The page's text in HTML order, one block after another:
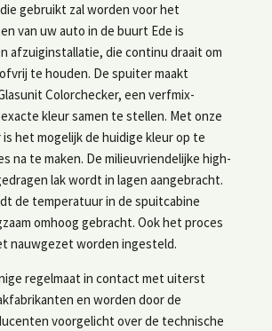
gebruikt zal worden voor het
van uw auto in de buurt Ede is
afzuiginstallatie, die continu draait om
te houden. De spuiter maakt
Colorchecker, een verfmix-
kleur samen te stellen. Met onze
het mogelijk de huidige kleur op te
na te maken. De milieuvriendelijke high-
lak wordt in lagen aangebracht.
de temperatuur in de spuitcabine
omhoog gebracht. Ook het proces
nauwgezet worden ingesteld.
regelmaat in contact met uiterst
en worden door de
voorgelicht over de technische